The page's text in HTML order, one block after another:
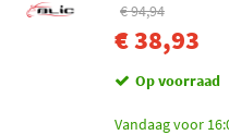
€ 94,94
€ 38,93
Op voorraad
Vandaag voor